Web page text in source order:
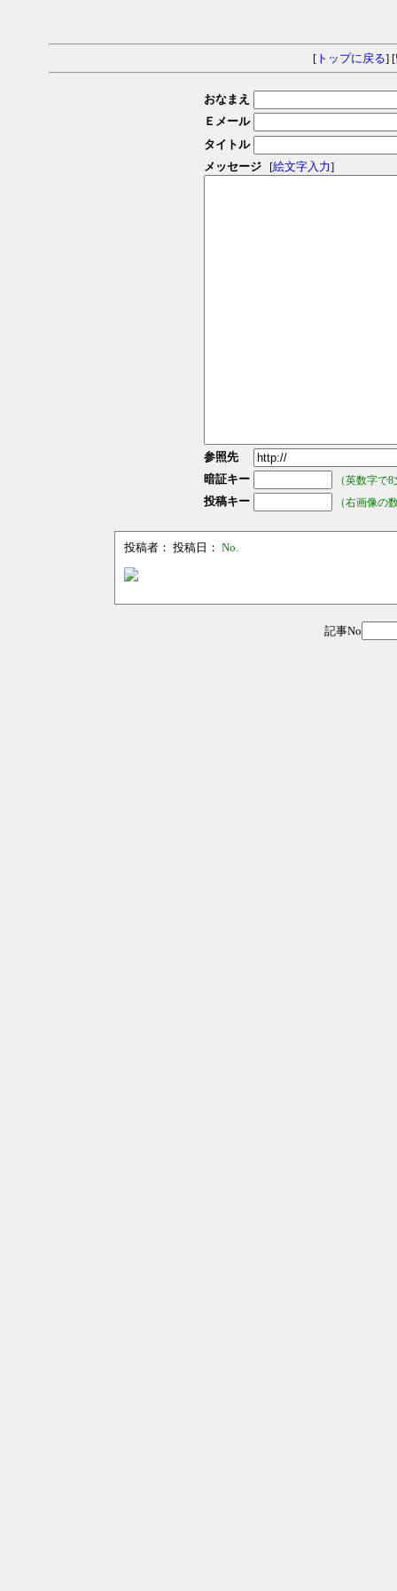
[トップに戻る] [
おなまえ
Ｅメール
タイトル
メッセージ
[絵文字入力]
参照先
暗証キー
（英数字で
投稿キー （右画像の
投稿者： 投稿日： No.
記事No